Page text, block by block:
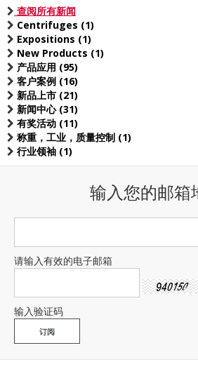
查阅所有新闻
Centrifuges (1)
Expositions (1)
New Products (1)
产品应用 (95)
客户案例 (16)
新品上市 (21)
新闻中心 (31)
有奖活动 (11)
称重，工业，质量控制 (1)
行业领袖 (1)
输入您的邮箱
请输入有效的电子邮箱
输入验证码